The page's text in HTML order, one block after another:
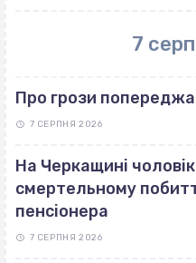
7
Про грози
7 СЕРПНЯ 2026
На Черкащині
смертельному
пенсіонера
7 СЕРПНЯ 2026